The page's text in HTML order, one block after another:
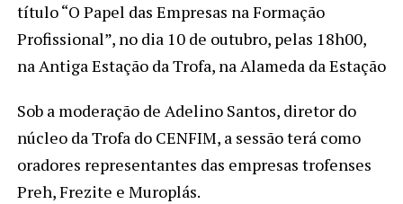
título “O Papel das Empresas na Formação
Profissional”, no dia 10 de outubro, pelas 18h00,
na Antiga Estação da Trofa, na Alameda da Estação
Sob a moderação de Adelino Santos, diretor do
núcleo da Trofa do CENFIM, a sessão terá como
oradores representantes das empresas trofenses
Preh, Frezite e Muroplás.